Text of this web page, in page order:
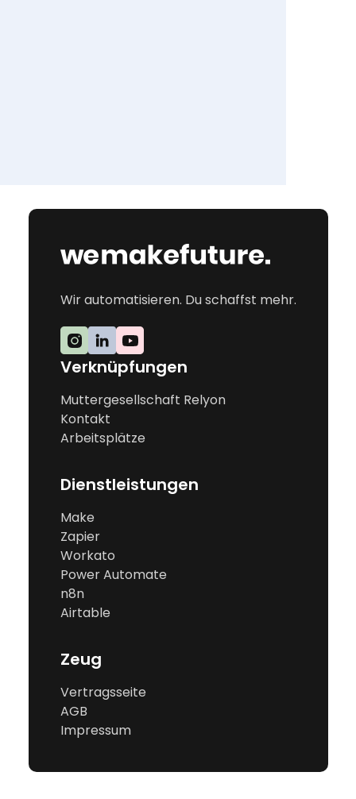
Wir automatisieren. Du schaffst mehr.
Verknüpfungen
Muttergesellschaft Relyon
Kontakt
Arbeitsplätze
Dienstleistungen
Make
Zapier
Workato
Power Automate
n8n
Airtable
Zeug
Vertragsseite
AGB
Impressum